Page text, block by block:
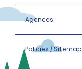
Agences
Policies / Sitemap